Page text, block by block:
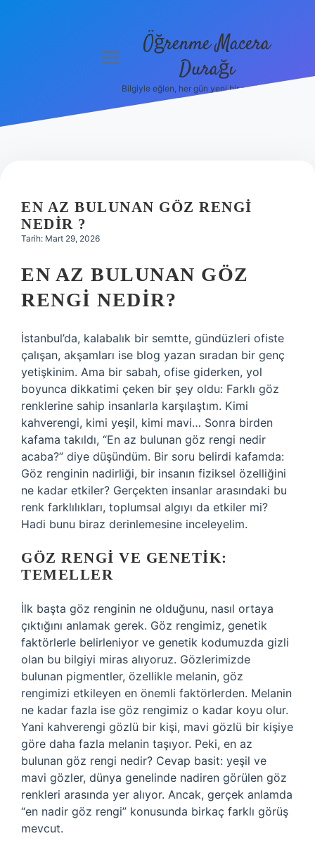
Hakkımızda
menüyü Öğrenme Macera
Durağı
Bilgiyle eğlen, her gün yeni bir şeyler öğren!
EN AZ BULUNAN GÖZ RENGI
NEDIR ?
Tarih: Mart 29, 2026
EN AZ BULUNAN GÖZ
RENGI NEDIR?
İstanbul’da, kalabalık bir semtte, gündüzleri ofiste
çalışan, akşamları ise blog yazan sıradan bir genç
yetişkinim. Ama bir sabah, ofise giderken, yol
boyunca dikkatimi çeken bir şey oldu: Farklı göz
renklerine sahip insanlarla karşılaştım. Kimi
kahverengi, kimi yeşil, kimi mavi… Sonra birden
kafama takıldı, “En az bulunan göz rengi nedir
acaba?” diye düşündüm. Bir soru belirdi kafamda:
Göz renginin nadirliği, bir insanın fiziksel özelliğini
ne kadar etkiler? Gerçekten insanlar arasındaki bu
renk farklılıkları, toplumsal algıyı da etkiler mi?
Hadi bunu biraz derinlemesine inceleyelim.
GÖZ RENGI VE GENETIK:
TEMELLER
İlk başta göz renginin ne olduğunu, nasıl ortaya
çıktığını anlamak gerek. Göz rengimiz, genetik
faktörlerle belirleniyor ve genetik kodumuzda gizli
olan bu bilgiyi miras alıyoruz. Gözlerimizde
bulunan pigmentler, özellikle melanin, göz
rengimizi etkileyen en önemli faktörlerden. Melanin
ne kadar fazla ise göz rengimiz o kadar koyu olur.
Yani kahverengi gözlü bir kişi, mavi gözlü bir kişiye
göre daha fazla melanin taşıyor. Peki, en az
bulunan göz rengi nedir? Cevap basit: yeşil ve
mavi gözler, dünya genelinde nadiren görülen göz
renkleri arasında yer alıyor. Ancak, gerçek anlamda
“en nadir göz rengi” konusunda birkaç farklı görüş
mevcut.